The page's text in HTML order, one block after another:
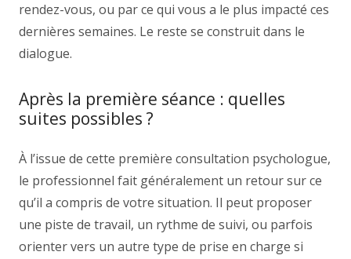
rendez-vous, ou par ce qui vous a le plus impacté ces
dernières semaines. Le reste se construit dans le
dialogue.
Après la première séance : quelles
suites possibles ?
À l’issue de cette première consultation psychologue,
le professionnel fait généralement un retour sur ce
qu’il a compris de votre situation. Il peut proposer
une piste de travail, un rythme de suivi, ou parfois
orienter vers un autre type de prise en charge si